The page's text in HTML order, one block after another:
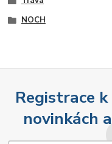
NOCH
Registrace
novinkách